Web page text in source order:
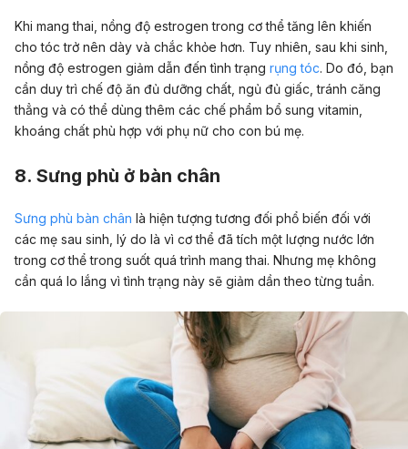
Khi mang thai, nồng độ estrogen trong cơ thể tăng lên khiến
cho tóc trở nên dày và chắc khỏe hơn. Tuy nhiên, sau khi sinh,
nồng độ estrogen giảm dẫn đến tình trạng rụng tóc. Do đó, bạn
cần duy trì chế độ ăn đủ dưỡng chất, ngủ đủ giấc, tránh căng
thẳng và có thể dùng thêm các chế phẩm bổ sung vitamin,
khoáng chất phù hợp với phụ nữ cho con bú mẹ.
8. Sưng phù ở bàn chân
Sưng phù bàn chân là hiện tượng tương đối phổ biến đối với
các mẹ sau sinh, lý do là vì cơ thể đã tích một lượng nước lớn
trong cơ thể trong suốt quá trình mang thai. Nhưng mẹ không
cần quá lo lắng vì tình trạng này sẽ giảm dần theo từng tuần.